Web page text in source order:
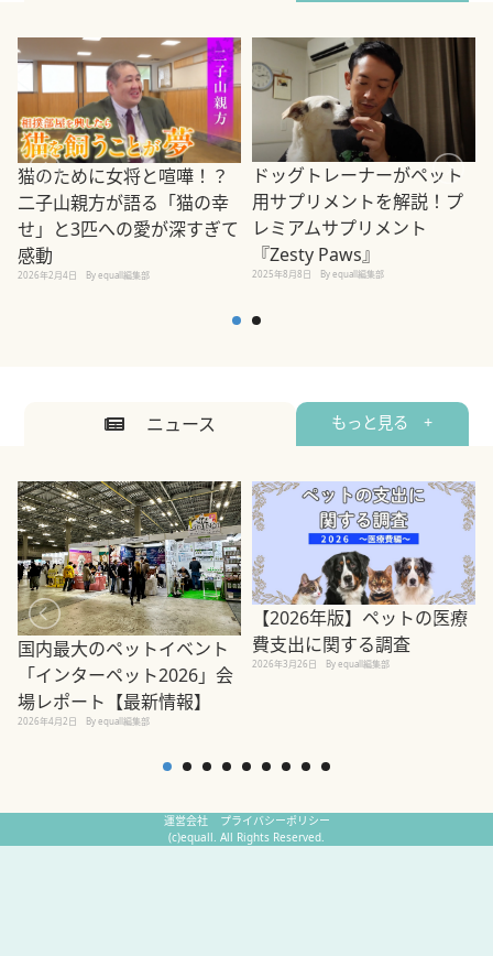
猫のために女将と喧嘩！？
二子山親方が語る「猫の幸
せ」と3匹への愛が深すぎて
感動
2026年2月4日 By equall編集部
ドッグトレーナーがペット
用サプリメントを解説！プ
レミアムサプリメント
『Zesty Paws』
2025年8月8日 By equall編集部
ニュース もっと見る +
国内最大のペットイベント
「インターペット2026」会
場レポート【最新情報】
2026年4月2日 By equall編集部
【2026年版】ペットの医療
費支出に関する調査
2026年3月26日 By equall編集部
運営会社
プライバシーポリシー
(c)equall. All Rights Reserved.